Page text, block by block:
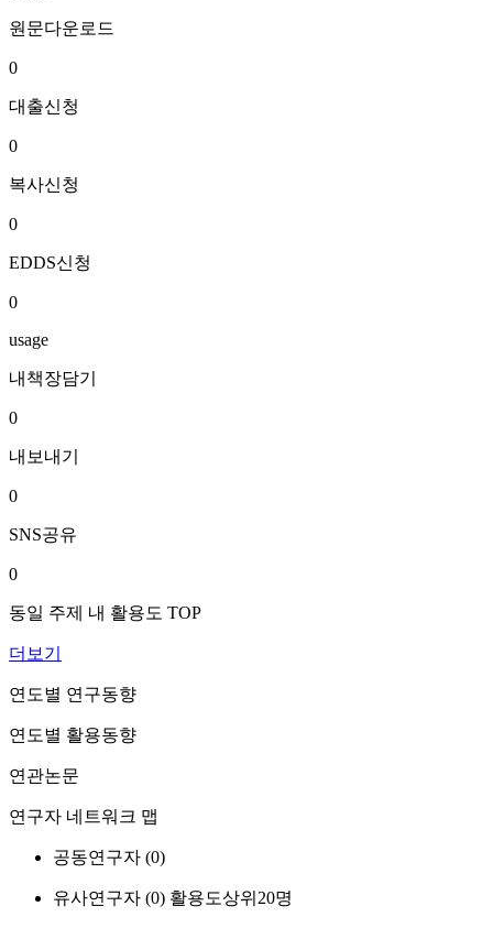
원문다운로드
0
대출신청
0
복사신청
0
EDDS신청
0
usage
내책장담기
0
내보내기
0
SNS공유
0
동일 주제 내 활용도 TOP
더보기
연도별 연구동향
연도별 활용동향
연관논문
연구자 네트워크 맵
공동연구자 (0)
유사연구자 (0) 활용도상위20명